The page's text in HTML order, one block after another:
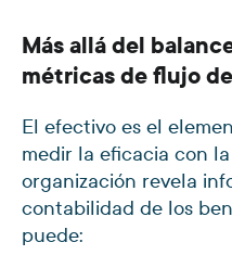
Más allá del
métricas de flujo
El efectivo es el
medir la eficacia con
organización revela
contabilidad de los
puede: